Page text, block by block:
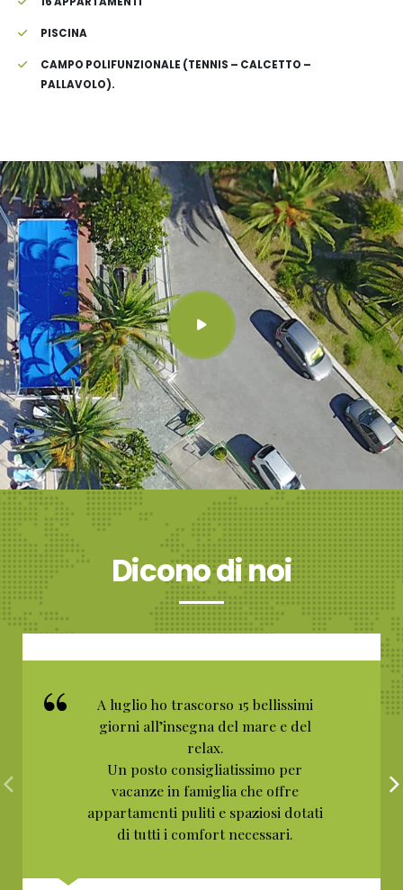
PISCINA
CAMPO POLIFUNZIONALE (TENNIS – CALCETTO –
PALLAVOLO).
Dicono di noi
A luglio ho trascorso 15 bellissimi
giorni all’insegna del mare e del
relax.
Un posto consigliatissimo per
vacanze in famiglia che offre
appartamenti puliti e spaziosi dotati
di tutti i comfort necessari.